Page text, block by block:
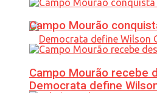
Democrata define
Campo Mourão
Campo Mourão recebe